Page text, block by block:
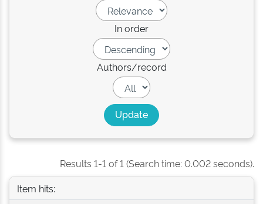
In order
Authors/record
Results 1-1 of 1 (Search time: 0.002 seconds).
Item hits: